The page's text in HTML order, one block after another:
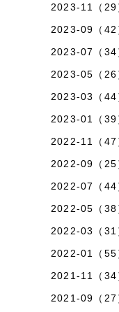
2023-11（29
2023-09（42
2023-07（34
2023-05（26
2023-03（44
2023-01（39
2022-11（47
2022-09（25
2022-07（44
2022-05（38
2022-03（31
2022-01（55
2021-11（34
2021-09（27